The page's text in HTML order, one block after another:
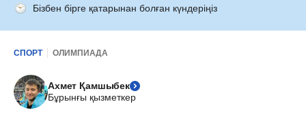
Бізбен бірге қатарынан болған күндеріңіз
СПОРТ ОЛИМПИАДА
Ахмет Қамшыбек
Бұрынғы қызметкер